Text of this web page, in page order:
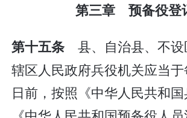
第三章 预备役登
第十五条县、自治县、不
辖区人民政府兵役机关应当于
日前，按照《中华人民共和国